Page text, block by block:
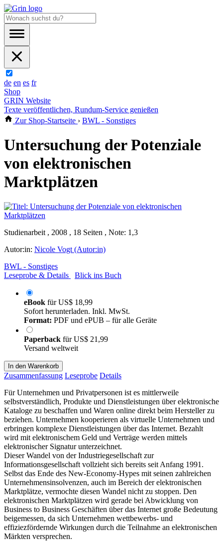
de en es fr
Shop
GRIN Website
Texte veröffentlichen, Rundum-Service genießen
Zur Shop-Startseite › BWL - Sonstiges
Untersuchung der Potenziale
von elektronischen
Marktplätzen
Studienarbeit , 2008 , 18 Seiten , Note: 1,3
Autor:in: Nicole Vogt (Autor:in)
BWL - Sonstiges
Leseprobe & Details
Blick ins Buch
eBook fürUS$ 18,99
Sofort herunterladen. Inkl. MwSt.
Format: PDF und ePUB – für alle Geräte
Paperback fürUS$ 21,99
Versand weltweit
In den Warenkorb
Zusammenfassung Leseprobe Details
Für Unternehmen und Privatpersonen ist es mittlerweile
selbstverständlich, Produkte und Dienstleistungen über elektronische
Kataloge zu beschaffen und Waren online direkt beim Hersteller zu
beziehen. Unternehmen kooperieren als virtuelle Unternehmen und
erbringen komplexe Dienstleistungen über das Internet. Bezahlt
wird mit elektronischem Geld und Verträge werden mittels
elektronischer Signatur unterzeichnet.
Dieser Wandel von der Industriegesellschaft zur
Informationsgesellschaft vollzieht sich bereits seit Anfang 1991.
Selbst das Ende des New-Economy-Hypes mit seinen zahlreichen
Unternehmensinsolvenzen, auch im Bereich der elektronischen
Marktplätze, vermochte diesen Wandel nicht zu stoppen. Den
elektronischen Marktplätzen wird gerade bei Abwicklung von
Business to Business Geschäften über das Internet große Bedeutung
beigemessen, da sich Unternehmen wettbewerbs- und
effiziezfördernde Wirkungen durch die Teilnahme an elektronischen
Märkten versprechen.